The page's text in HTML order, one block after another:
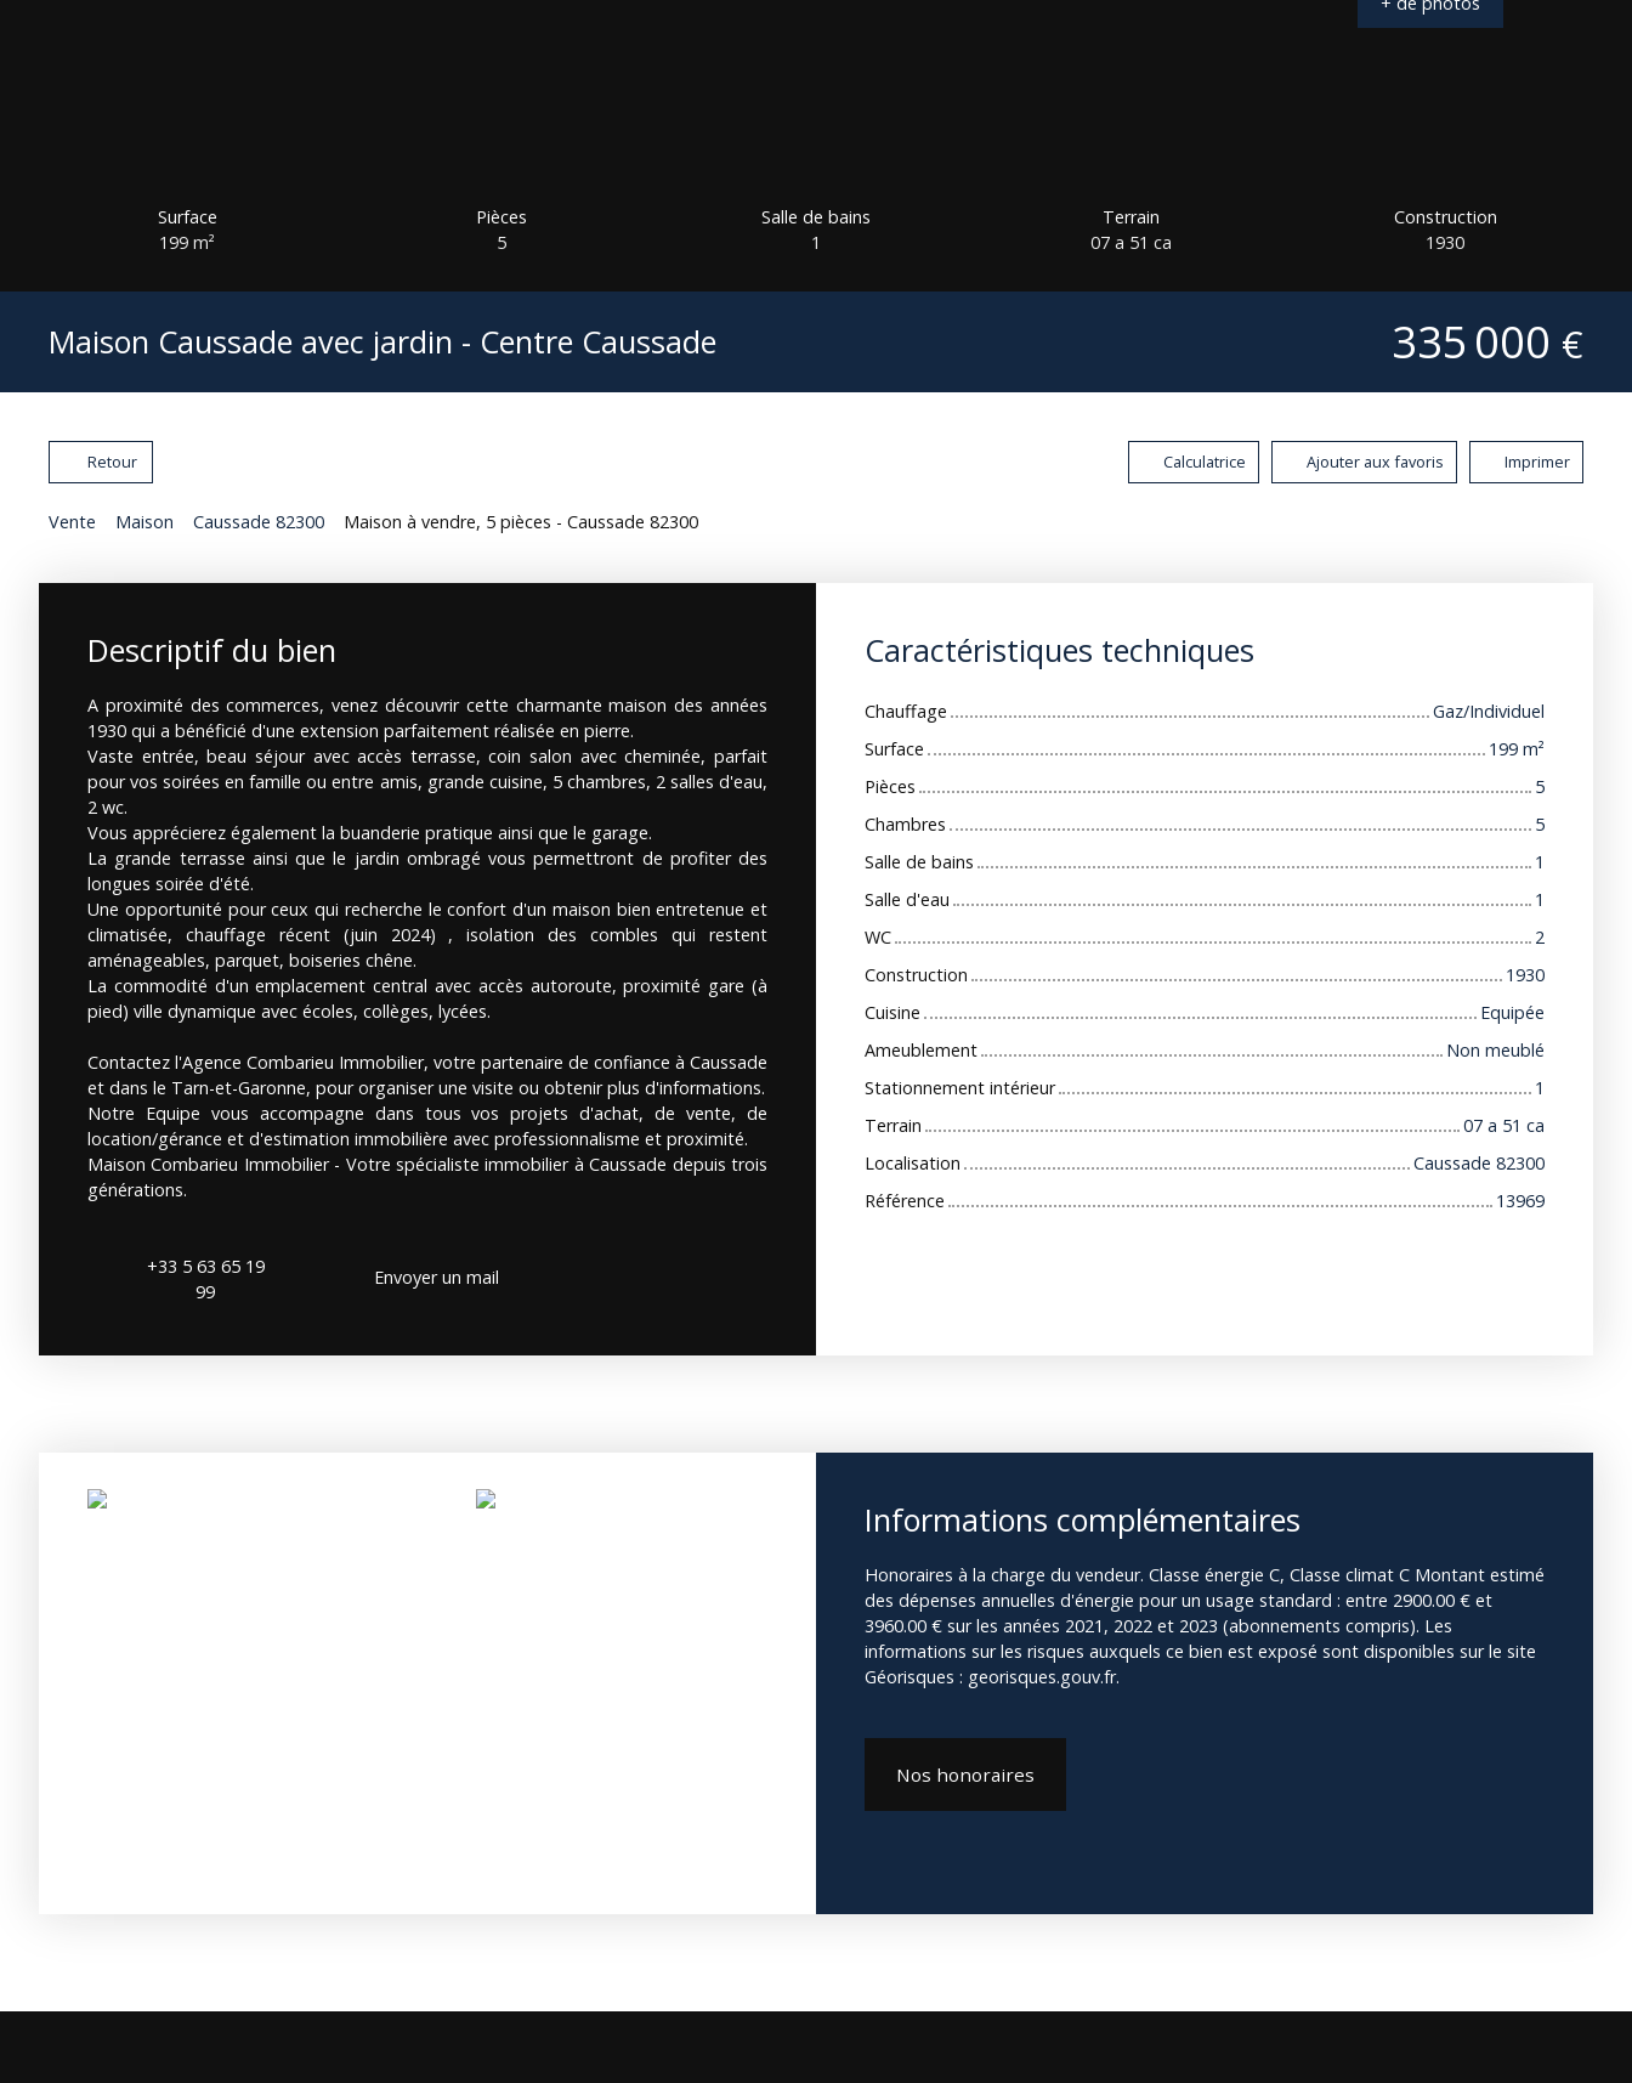
Surface
199 m²
Pièces
5
Salle de bains
1
Terrain
07 a 51 ca
Construction
1930
Maison Caussade avec jardin - Centre Caussade 335 000 €
Retour Calculatrice Ajouter aux favoris Imprimer
Vente Maison Caussade 82300 Maison à vendre, 5 pièces - Caussade 82300
Descriptif du bien
A proximité des commerces, venez découvrir cette charmante maison des années
1930 qui a bénéficié d'une extension parfaitement réalisée en pierre.
Vaste entrée, beau séjour avec accès terrasse, coin salon avec cheminée, parfait
pour vos soirées en famille ou entre amis, grande cuisine, 5 chambres, 2 salles d'eau,
2 wc.
Vous apprécierez également la buanderie pratique ainsi que le garage.
La grande terrasse ainsi que le jardin ombragé vous permettront de profiter des
longues soirée d'été.
Une opportunité pour ceux qui recherche le confort d'un maison bien entretenue et
climatisée, chauffage récent (juin 2024) , isolation des combles qui restent
aménageables, parquet, boiseries chêne.
La commodité d'un emplacement central avec accès autoroute, proximité gare (à
pied) ville dynamique avec écoles, collèges, lycées.
Contactez l'Agence Combarieu Immobilier, votre partenaire de confiance à Caussade
et dans le Tarn-et-Garonne, pour organiser une visite ou obtenir plus d'informations.
Notre Equipe vous accompagne dans tous vos projets d'achat, de vente, de
location/gérance et d'estimation immobilière avec professionnalisme et proximité.
Maison Combarieu Immobilier - Votre spécialiste immobilier à Caussade depuis trois
générations.
+33 5 63 65 19
99
Envoyer un mail
Caractéristiques techniques
Chauffage
Gaz/Individuel
Surface
199 m²
Pièces
5
Chambres
5
Salle de bains
1
Salle d'eau
1
WC
2
Construction
1930
Cuisine
Equipée
Ameublement
Non meublé
Stationnement intérieur
1
Terrain
07 a 51 ca
Localisation
Caussade 82300
Référence
13969
Informations complémentaires
Honoraires à la charge du vendeur. Classe énergie C, Classe climat C Montant estimé
des dépenses annuelles d'énergie pour un usage standard : entre 2900.00 € et
3960.00 € sur les années 2021, 2022 et 2023 (abonnements compris). Les
informations sur les risques auxquels ce bien est exposé sont disponibles sur le site
Géorisques : georisques.gouv.fr.
Nos honoraires